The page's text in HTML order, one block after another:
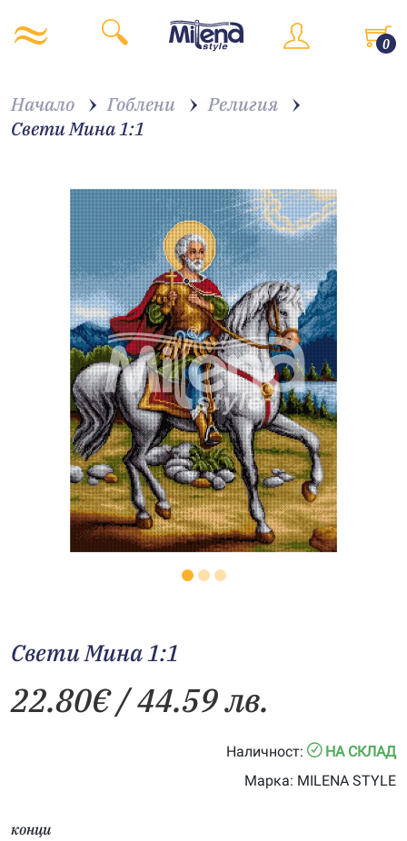
0
Начало Гоблени
Религия
Свети Мина 1:1
Свети Мина 1:1
22.80€/ 44.59 лв.
Наличност:
НА СКЛАД
Марка: MILENA STYLE
конци